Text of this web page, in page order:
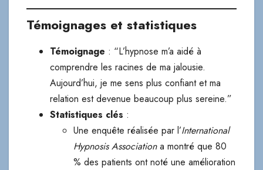
Témoignages et statistiques
Témoignage : “L’hypnose m’a aidé à
comprendre les racines de ma jalousie.
Aujourd’hui, je me sens plus confiant et ma
relation est devenue beaucoup plus sereine.”
Statistiques clés :
Une enquête réalisée par l’International
Hypnosis Associationa montré que 80
% des patients ont noté une amélioration